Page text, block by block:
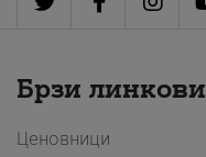
Брзи линкови
Ценовници